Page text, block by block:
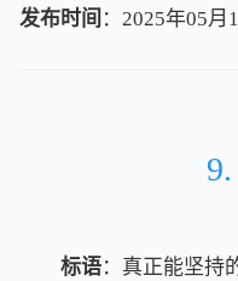
发布时间 ：2025年05月
标语：真正能坚持